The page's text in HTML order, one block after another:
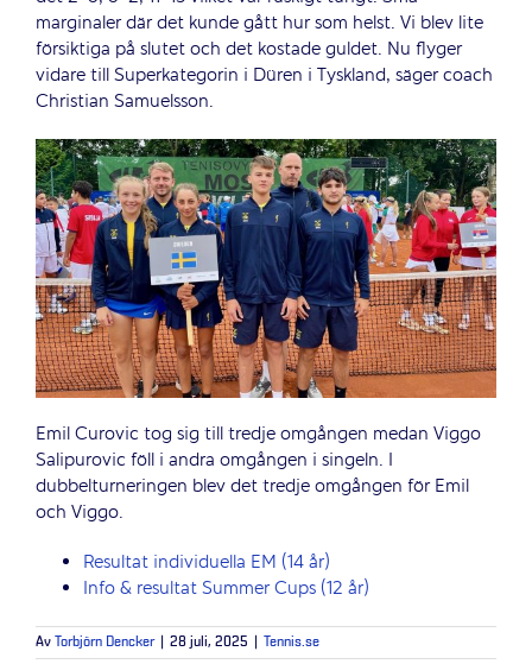
marginaler där det kunde gått hur som helst. Vi blev lite
försiktiga på slutet och det kostade guldet. Nu flyger
vidare till Superkategorin i Düren i Tyskland, säger coach
Christian Samuelsson.
Emil Curovic tog sig till tredje omgången medan Viggo
Salipurovic föll i andra omgången i singeln. I
dubbelturneringen blev det tredje omgången för Emil
och Viggo.
Resultat individuella EM (14 år)
Info & resultat Summer Cups (12 år)
Av Torbjörn Dencker 28 juli, 2025 Tennis.se